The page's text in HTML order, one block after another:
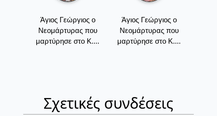
Άγιος Γεώργιος ο
Νεομάρτυρας που
μαρτύρησε στο Κ....
Άγιος Γεώργιος ο
Νεομάρτυρας που
μαρτύρησε στο Κ....
Σχετικές συνδέσεις